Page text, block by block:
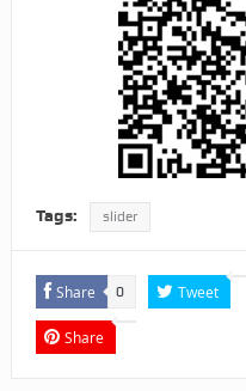
Tags: slider
Share 0 Tweet
Share